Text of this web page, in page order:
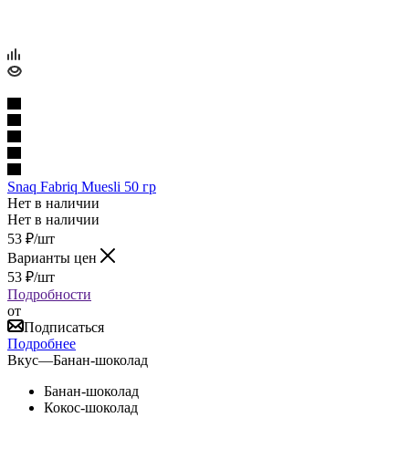
Snaq Fabriq Muesli 50 гр
Нет в наличии
Нет в наличии
53 ₽/шт
Варианты цен
53 ₽/шт
Подробности
от
Подписаться
Подробнее
Вкус—Банан-шоколад
Банан-шоколад
Кокос-шоколад